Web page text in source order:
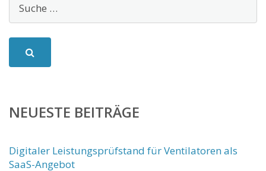
NEUESTE BEITRÄGE
Digitaler Leistungsprüfstand für Ventilatoren als
SaaS-Angebot